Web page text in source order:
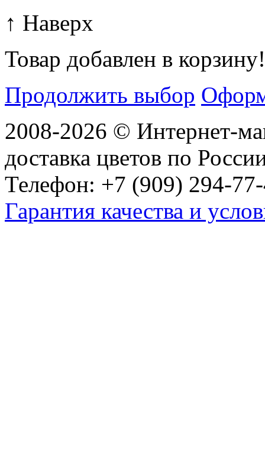
↑ Наверх
Товар добавлен в корзину!
Продолжить выбор
2008-2026 © Интернет-
доставка цветов по
Телефон: +7 (909) 294-
Гарантия качества и